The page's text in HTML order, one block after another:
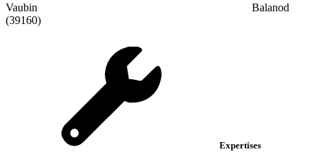
Vaubin
Balanod
(39160)
Expertises